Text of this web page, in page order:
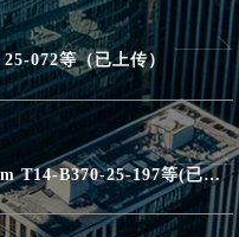
072等（已上传）
WYT-LE 主机型检证书3000kg 3.5m T14-B370-25-197等(已上传)